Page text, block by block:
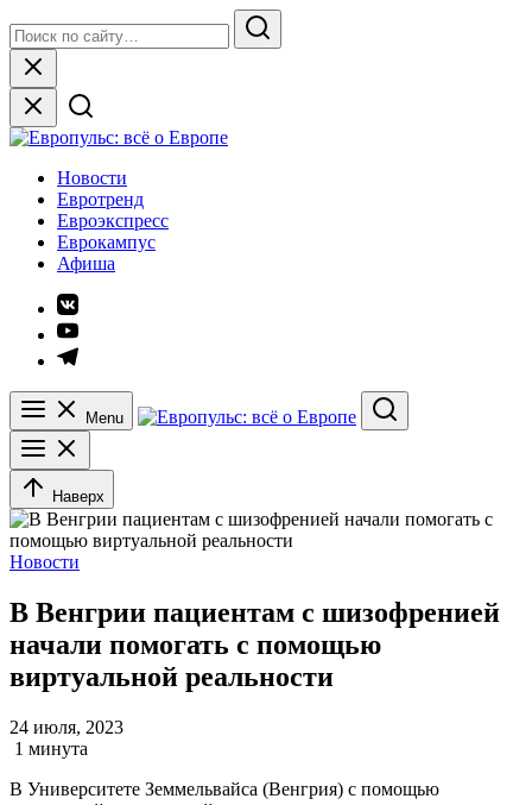
to
content
for:
Search
Close
Европульс: всё о Европе
Новости
Евротренд
Евроэкспресс
Еврокампус
Афиша
Элемент
меню
Элемент
меню
Элемент
Menu
Search
Наверх
Новости
В Венгрии пациентам с шизофренией
начали помогать с помощью
виртуальной реальности
24 июля, 2023
1 минута
В Университете Земмельвайса (Венгрия) с помощью